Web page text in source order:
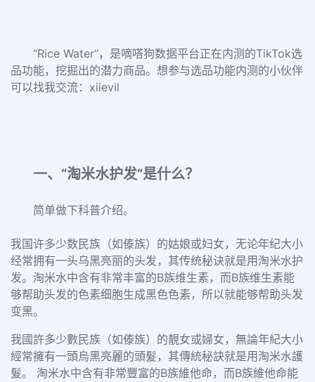
“Rice Water”，是嘀嗒狗数据平台正在内测的TikTok选
品功能，挖掘出的潜力商品。想参与选品功能内测的小伙伴
可以找我交流：xiievil
一、“淘米水护发”是什么？
简单做下科普介绍。
我国许多少数民族（如傣族）的姑娘或妇女，无论年纪大小
经常拥有一头乌黑亮丽的头发，其传统秘诀就是用淘米水护
发。淘米水中含有非常丰富的B族维生素，而B族维生素能
够帮助头发的色素细胞生成黑色色素，所以就能够帮助头发
变黑。
我國許多少數民族（如傣族）的靚女或婦女，無論年紀大小
經常擁有一頭烏黑亮麗的頭髮，其傳統秘訣就是用淘米水護
髮。 淘米水中含有非常豐富的B族維他命，而B族維他命能